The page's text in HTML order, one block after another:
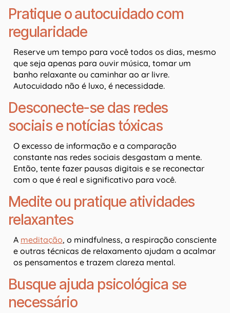
Pratique o autocuidado com
regularidade
Reserve um tempo para você todos os dias, mesmo
que seja apenas para ouvir música, tomar um
banho relaxante ou caminhar ao ar livre.
Autocuidado não é luxo, é necessidade.
Desconecte-se das redes
sociais e notícias tóxicas
O excesso de informação e a comparação
constante nas redes sociais desgastam a mente.
Então, tente fazer pausas digitais e se reconectar
com o que é real e significativo para você.
Medite ou pratique atividades
relaxantes
A meditação, o mindfulness, a respiração consciente
e outras técnicas de relaxamento ajudam a acalmar
os pensamentos e trazem clareza mental.
Busque ajuda psicológica se
necessário